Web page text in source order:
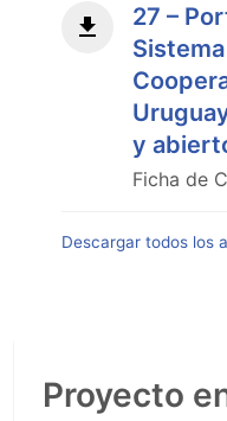
27 –
y
Ficha de
Descargar todos los
Proyecto